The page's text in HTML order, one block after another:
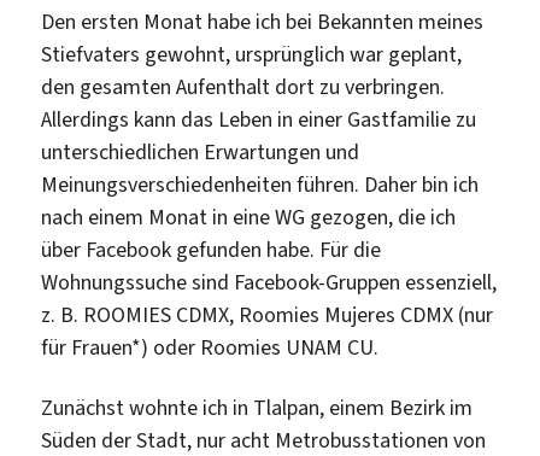
Den ersten Monat habe ich bei Bekannten meines
Stiefvaters gewohnt, ursprünglich war geplant,
den gesamten Aufenthalt dort zu verbringen.
Allerdings kann das Leben in einer Gastfamilie zu
unterschiedlichen Erwartungen und
Meinungsverschiedenheiten führen. Daher bin ich
nach einem Monat in eine WG gezogen, die ich
über Facebook gefunden habe. Für die
Wohnungssuche sind Facebook-Gruppen essenziell,
z. B. ROOMIES CDMX, Roomies Mujeres CDMX (nur
für Frauen*) oder Roomies UNAM CU.
Zunächst wohnte ich in Tlalpan, einem Bezirk im
Süden der Stadt, nur acht Metrobusstationen von